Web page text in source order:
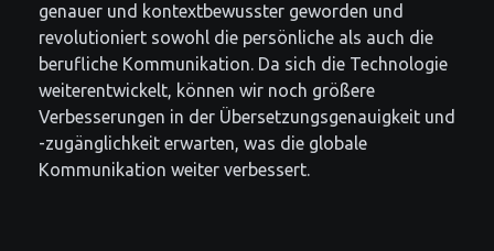
genauer und kontextbewusster geworden und
revolutioniert sowohl die persönliche als auch die
berufliche Kommunikation. Da sich die Technologie
weiterentwickelt, können wir noch größere
Verbesserungen in der Übersetzungsgenauigkeit und
-zugänglichkeit erwarten, was die globale
Kommunikation weiter verbessert.